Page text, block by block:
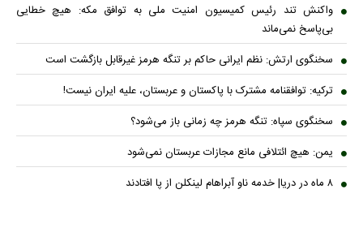
واکنش تند رئیس کمیسیون امنیت ملی به توافق مکه: هیچ خطایی
بی‌پاسخ نمی‌ماند
سخنگوی ارتش: نظم ایرانی حاکم بر تنگه هرمز غیرقابل بازگشت است
ترکیه: توافقنامه مشترک با پاکستان و عربستان، علیه ایران نیست!
سخنگوی سپاه: تنگه هرمز چه زمانی باز می‌شود؟
یمن: هیچ ائتلافی مانع مجازات عربستان نمی‌شود
۸ ماه در دریا| خدمه ناو آبراهام لینکلن از پا افتادند